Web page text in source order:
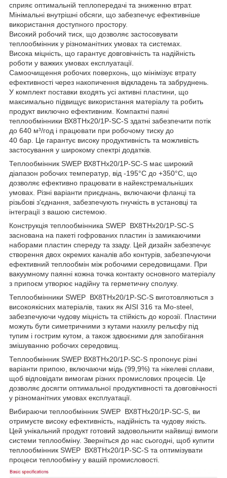
сприяє оптимальній теплопередачі та зниженню втрат.
Мінімальні внутрішні обсяги, що забезпечує ефективніше
використання доступного простору.
Високий робочий тиск, що дозволяє застосовувати
теплообмінник у різноманітних умовах та системах.
Висока міцність, що гарантує довговічність та надійність
роботи у важких умовах експлуатації.
Самоочищення робочих поверхонь, що мінімізує втрату
ефективності через накопичення відкладень та забруднень.
У комплект поставки входять усі активні пластини, що
максимально підвищує використання матеріалу та робить
продукт виключно ефективним. Компактні паяні
теплообмінники ВХ8THx20/1P-SC-S здатні забезпечити потік
до 640 м³/год і працювати при робочому тиску до
40 бар. Це гарантує високу продуктивність та можливість
застосування у широкому спектрі додатків.
Теплообмінник SWEP ВХ8THx20/1P-SC-S має широкий
діапазон робочих температур, від -195°С до +350°С, що
дозволяє ефективно працювати в найекстремальніших
умовах. Різні варіанти приєднань, включаючи фланці та
різьбові з'єднання, забезпечують гнучкість в установці та
інтеграції з вашою системою.
Конструкція теплообмінника SWEP ВХ8THx20/1P-SC-S
заснована на пакеті гофрованих пластин із замикаючими
наборами пластин спереду та ззаду. Цей дизайн забезпечує
створення двох окремих каналів або контурів, забезпечуючи
ефективний теплообмін між робочими середовищами. При
вакуумному паянні кожна точка контакту основного матеріалу
з припоєм утворює надійну та герметичну сполуку.
Теплообмінники SWEP ВХ8THx20/1P-SC-S виготовляються з
високоякісних матеріалів, таких як AISI 316 та Mo-steel,
забезпечуючи чудову міцність та стійкість до корозії. Пластини
можуть бути симетричними з кутами нахилу рельєфу під
тупим і гострим кутом, а також здвоєними для запобігання
змішуванню робочих середовищ.
Теплообмінник SWEP ВХ8THx20/1P-SC-S пропонує різні
варіанти припою, включаючи мідь (99,9%) та нікелеві сплави,
щоб відповідати вимогам різних промислових процесів. Це
дозволяє досягти оптимальної продуктивності та довговічності
у різноманітних умовах експлуатації.
Вибираючи теплообмінник SWEP ВХ8THx20/1P-SC-S, ви
отримуєте високу ефективність, надійність та чудову якість.
Цей унікальний продукт готовий задовольнити найвищі вимоги
системи теплообміну. Зверніться до нас сьогодні, щоб купити
теплообмінник SWEP ВХ8THx20/1P-SC-S та оптимізувати
процеси теплообміну у вашій промисловості.